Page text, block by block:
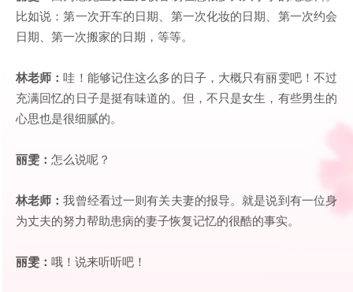
比如说：第一次开车的日期、第一次化妆的日期、第一次约会
日期、第一次搬家的日期，等等。
林老师：哇！能够记住这么多的日子，大概只有丽雯吧！不过
充满回忆的日子是挺有味道的。但，不只是女生，有些男生的
心思也是很细腻的。
丽雯： 怎么说呢？
林老师：我曾经看过一则有关夫妻的报导。就是说到有一位身
为丈夫的努力帮助患病的妻子恢复记忆的很酷的事实。
丽雯： 哦！说来听听吧！